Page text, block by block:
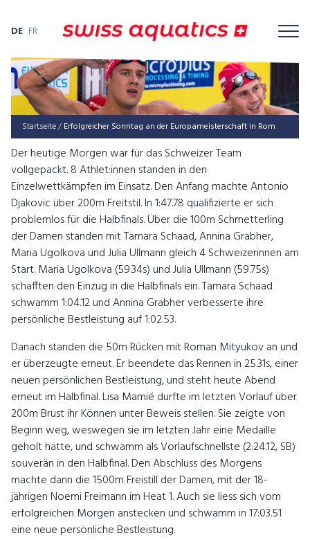
DE FR
Startseite/ Erfolg­rei­cher Sonn­tag an der Euro­pa­meis­ter­schaft in Rom
Der heutige Morgen war für das Schweizer Team
vollgepackt. 8 Athlet:innen standen in den
Einzelwettkämpfen im Einsatz. Den Anfang machte Antonio
Djakovic über 200m Freitstil. In 1:47.78 qualifizierte er sich
problemlos für die Halbfinals. Über die 100m Schmetterling
der Damen standen mit Tamara Schaad, Annina Grabher,
Maria Ugolkova und Julia Ullmann gleich 4 Schweizerinnen am
Start. Maria Ugolkova (59.34s) und Julia Ullmann (59.75s)
schafften den Einzug in die Halbfinals ein. Tamara Schaad
schwamm 1:04.12 und Annina Grabher verbesserte ihre
persönliche Bestleistung auf 1:02.53.
Danach standen die 50m Rücken mit Roman Mityukov an und
er überzeugte erneut. Er beendete das Rennen in 25.31s, einer
neuen persönlichen Bestleistung, und steht heute Abend
erneut im Halbfinal. Lisa Mamié durfte im letzten Vorlauf über
200m Brust ihr Können unter Beweis stellen. Sie zeigte von
Beginn weg, weswegen sie im letzten Jahr eine Medaille
geholt hatte, und schwamm als Vorlaufschnellste (2:24.12, SB)
souverän in den Halbfinal. Den Abschluss des Morgens
machte dann die 1500m Freistill der Damen, mit der 18-
jährigen Noemi Freimann im Heat 1. Auch sie liess sich vom
erfolgreichen Morgen anstecken und schwamm in 17:03.51
eine neue persönliche Bestleistung.